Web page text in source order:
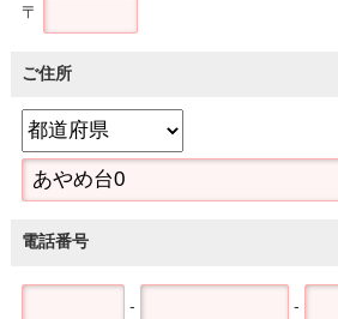
〒
ご住所
電話番号
- -